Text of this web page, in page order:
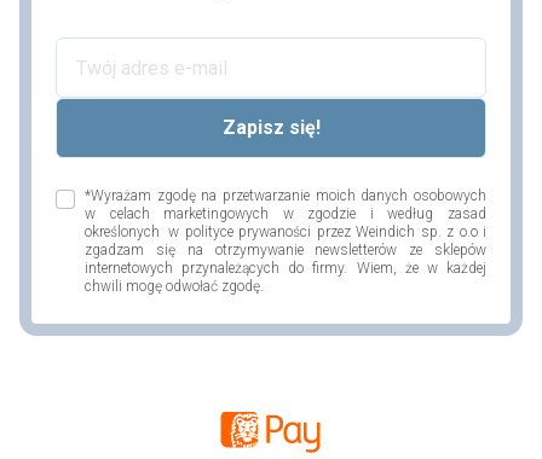
*Wyrażam zgodę na przetwarzanie moich danych osobowych
w celach marketingowych w zgodzie i według zasad
określonych w polityce prywaności przez Weindich sp. z o.o i
zgadzam się na otrzymywanie newsletterów ze sklepów
internetowych przynależących do firmy. Wiem, że w każdej
chwili mogę odwołać zgodę.